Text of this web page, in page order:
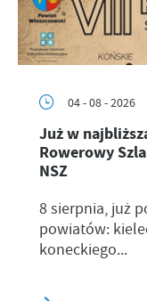
04 - 08 - 2026
Już w
Rowerowy
NSZ
8 sierpnia, już
powiatów:
koneckiego...